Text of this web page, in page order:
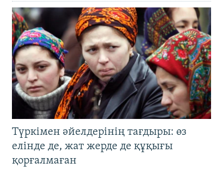
Түркімен әйелдерінің тағдыры: өз
елінде де, жат жерде де құқығы
қорғалмаған